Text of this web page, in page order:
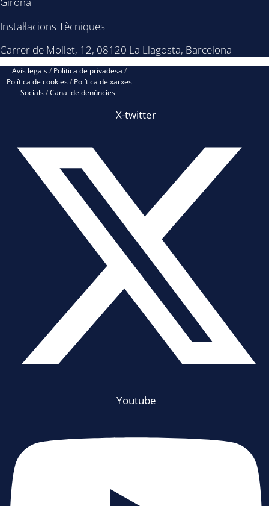
Instal·lacions Tècniques
Carrer de Mollet, 12, 08120 La Llagosta, Barcelona
Avís legals/ Política de privadesa /
Política de cookies/ Política de xarxes
Socials/Canal de denúncies
X-twitter
Youtube